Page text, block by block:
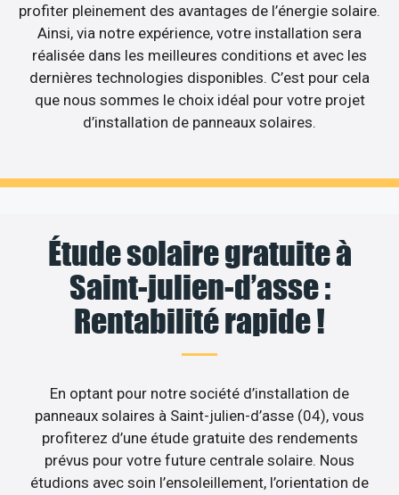
profiter pleinement des avantages de l’énergie solaire.
Ainsi, via notre expérience, votre installation sera
réalisée dans les meilleures conditions et avec les
dernières technologies disponibles. C’est pour cela
que nous sommes le choix idéal pour votre projet
d’installation de panneaux solaires.
Étude solaire gratuite à
Saint-julien-d’asse :
Rentabilité rapide !
En optant pour notre société d’installation de
panneaux solaires à Saint-julien-d’asse (04), vous
profiterez d’une étude gratuite des rendements
prévus pour votre future centrale solaire. Nous
étudions avec soin l’ensoleillement, l’orientation de